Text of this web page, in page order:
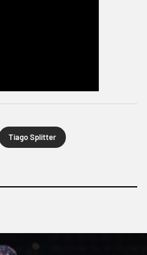
Tiago Splitter